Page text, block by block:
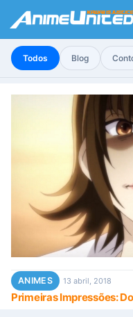
Todos Blog
ANIMES 13 abril, 2018
Primeiras Impressões: